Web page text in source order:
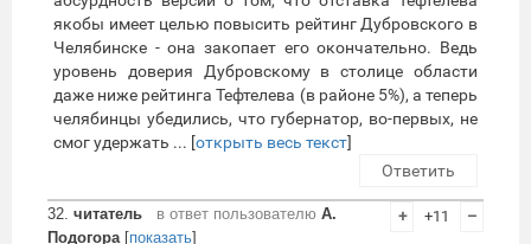
якобы имеет целью повысить рейтинг Дубровского в
Челябинске - она закопает его окончательно. Ведь
уровень доверия Дубровскому в столице области
даже ниже рейтинга Тефтелева (в районе 5%), а теперь
челябинцы убедились, что губернатор, во-первых, не
смог удержать ... [открыть весь текст]
Ответить
32. читатель в ответ пользователю А.
Подогора[показать]
+ +11 –